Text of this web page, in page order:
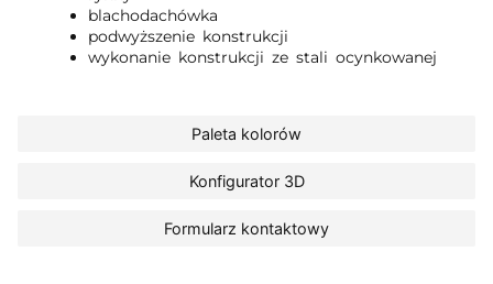
Paleta kolorów
Konfigurator 3D
Formularz kontaktowy
blachodachówka
podwyższenie konstrukcji
wykonanie konstrukcji ze stali ocynkowanej